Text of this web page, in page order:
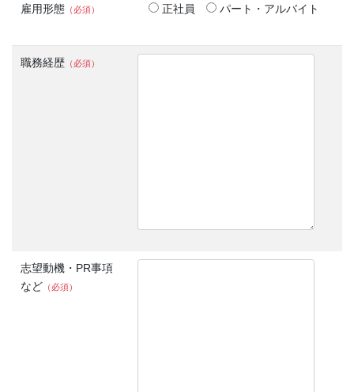
雇用形態（必須） 正社員 パート・アルバイト
職務経歴（必須）
志望動機・PR事項
など （必須）